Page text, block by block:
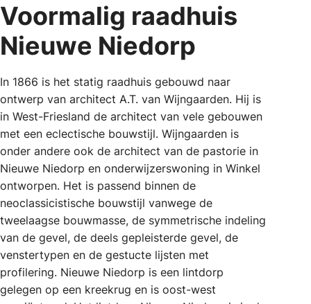
Voormalig raadhuis
Nieuwe Niedorp
In 1866 is het statig raadhuis gebouwd naar
ontwerp van architect A.T. van Wijngaarden. Hij is
in West-Friesland de architect van vele gebouwen
met een eclectische bouwstijl. Wijngaarden is
onder andere ook de architect van de pastorie in
Nieuwe Niedorp en onderwijzerswoning in Winkel
ontworpen. Het is passend binnen de
neoclassicistische bouwstijl vanwege de
tweelaagse bouwmasse, de symmetrische indeling
van de gevel, de deels gepleisterde gevel, de
venstertypen en de gestucte lijsten met
profilering. Nieuwe Niedorp is een lintdorp
gelegen op een kreekrug en is oost-west